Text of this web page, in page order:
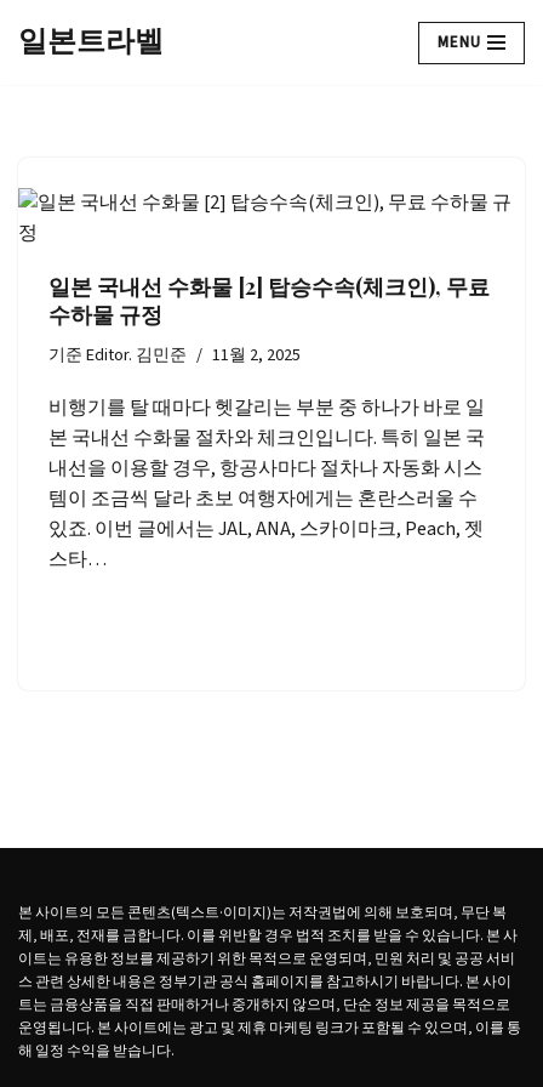
건
뛰
일본트라벨 MENU
일본 국내선 수화물 [2] 탑승수속(체크인), 무료
수하물 규정
기준Editor. 김민준 11월 2, 2025
비행기를 탈 때마다 헷갈리는 부분 중 하나가 바로 일
본 국내선 수화물 절차와 체크인입니다. 특히 일본 국
내선을 이용할 경우, 항공사마다 절차나 자동화 시스
템이 조금씩 달라 초보 여행자에게는 혼란스러울 수
있죠. 이번 글에서는 JAL, ANA, 스카이마크, Peach, 젯
스타…
본 사이트의 모든 콘텐츠(텍스트·이미지)는 저작권법에 의해 보호되며, 무단 복
제, 배포, 전재를 금합니다. 이를 위반할 경우 법적 조치를 받을 수 있습니다. 본 사
이트는 유용한 정보를 제공하기 위한 목적으로 운영되며, 민원 처리 및 공공 서비
스 관련 상세한 내용은 정부기관 공식 홈페이지를 참고하시기 바랍니다. 본 사이
트는 금융상품을 직접 판매하거나 중개하지 않으며, 단순 정보 제공을 목적으로
운영됩니다. 본 사이트에는 광고 및 제휴 마케팅 링크가 포함될 수 있으며, 이를 통
해 일정 수익을 받습니다.